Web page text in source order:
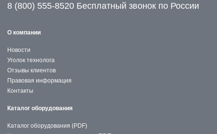
8 (800) 555-8520 Бесплатный звонок по России
О компании
Новости
Уголок технолога
Отзывы клиентов
Правовая информация
Контакты
Каталог оборудования
Каталог оборудования (PDF)